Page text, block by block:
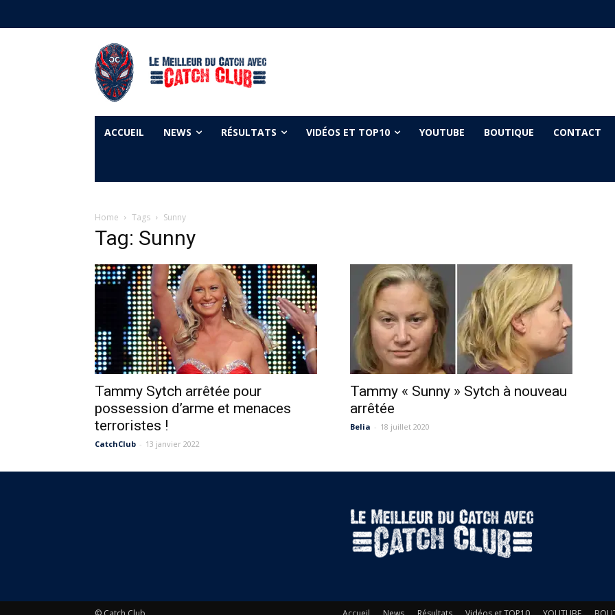
ACCUEIL NEWS RÉSULTATS VIDÉOS ET TOP10 YOUTUBE BOUTIQUE CONTACT
Home Tags Sunny
Tag: Sunny
Tammy Sytch arrêtée pour
possession d’arme et menaces
terroristes !
CatchClub - 13 janvier 2022
Tammy « Sunny » Sytch à nouveau
arrêtée
Belia - 18 juillet 2020